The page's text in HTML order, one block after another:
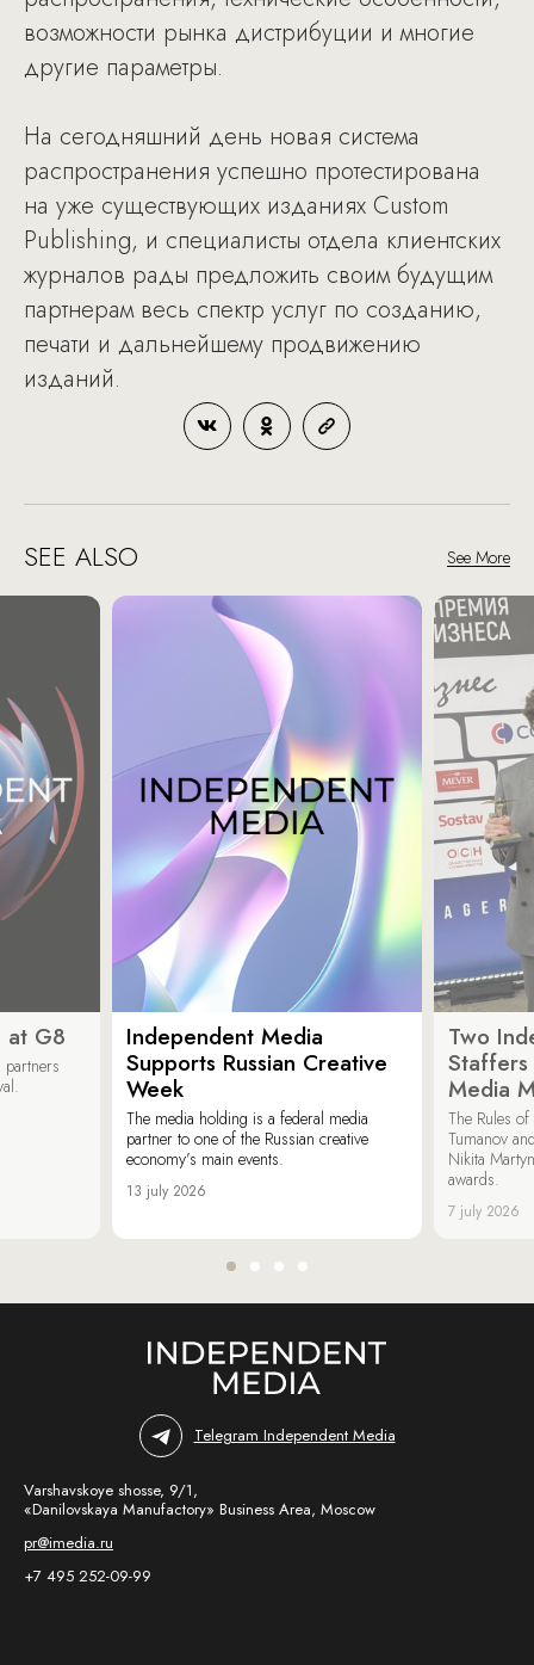
возможности рынка дистрибуции и многие
другие параметры.
На сегодняшний день новая система
распространения успешно протестирована
на уже существующих изданиях Custom
Publishing, и специалисты отдела клиентских
журналов рады предложить своим будущим
партнерам весь спектр услуг по созданию,
печати и дальнейшему продвижению
изданий.
SEE ALSO See More
at G8
Independent Media
Supports Russian Creative
Week
The media holding is a federal media
partner to one of the Russian creative
economy’s main events.
13 july 2026
Two
Media
The Rules
Tumanov
Nikita
awards.
7 july 2026
Telegram Independent Media
Varshavskoye shosse, 9/1,
«Danilovskaya Manufactory» Business Area, Moscow
pr@imedia.ru
+7 495 252-09-99